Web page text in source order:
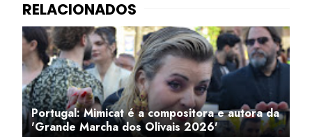
Portugal: Mimicat é a compositora e autora da
'Grande Marcha dos Olivais 2026'